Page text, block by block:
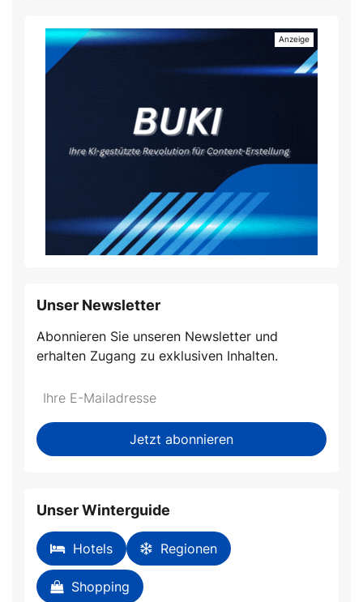
Unser Newsletter
Abonnieren Sie unseren Newsletter und
erhalten Zugang zu exklusiven Inhalten.
Do
fill
this
*Ihre
Mailadresse:
Jetzt abonnieren
Unser Winterguide
Hotels Regionen
Shopping